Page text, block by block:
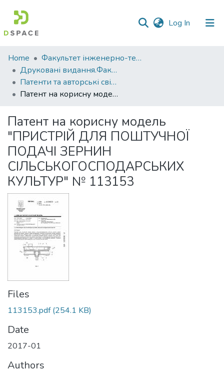
Log In (current)
Communities
&
Collections
Statistics
Home
Факультет інженерно-технологічний
Друковані видання.Факультет інженерно-технологічний
Патенти та авторські свідоцтва. Факультет інженерно-технологічний
Патент на корисну модель "ПРИСТРІЙ ДЛЯ ПОШТУЧНОЇ ПОДАЧІ ЗЕРНИН СІЛЬСЬКОГОСПОДАРСЬКИХ КУЛЬТУР" № 113153
Патент на корисну модель
"ПРИСТРІЙ ДЛЯ ПОШТУЧНОЇ
ПОДАЧІ ЗЕРНИН
СІЛЬСЬКОГОСПОДАРСЬКИХ
КУЛЬТУР" № 113153
Files
113153.pdf(254.1 KB)
Date
2017-01
Authors